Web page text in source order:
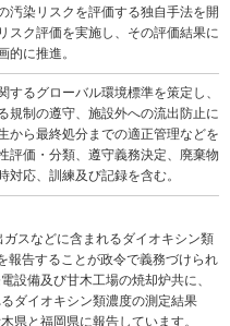
汚染リスクを評価する独自手法を開
スク評価を実施し、その評価結果に
的に推進。
するグローバル環境標準を策定し、
規制の遵守、施設外への流出防止に
から最終処分までの適正管理などを
評価・分類、遵守義務決定、廃棄物
対応、訓練及び記録を含む。
スなどに含まれるダイオキシン類
報告することが政令で義務づけられ
設備及び甘木工場の焼却炉共に、
ダイオキシン類濃度の測定結果
県と福岡県に報告しています。